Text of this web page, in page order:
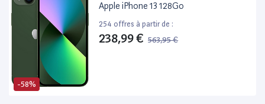
-58%
Apple iPhone 13 128Go
254 offres à partir de :
238,99 € 563,95 €